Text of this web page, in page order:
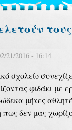
21/2016 - 16:14
σχολείο
φιδάκι
μήνες
δεν μας